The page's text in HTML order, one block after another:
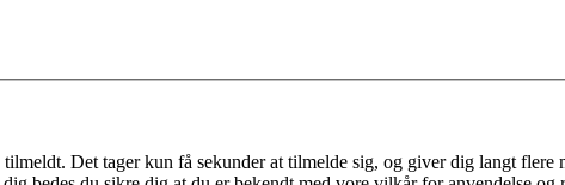
Det tager kun få sekunder at tilmelde sig, og giver dig langt